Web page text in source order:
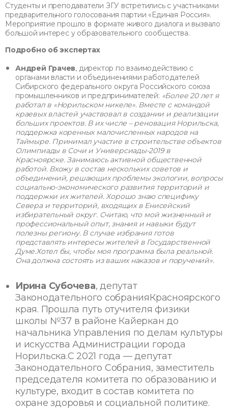
Студенты и преподаватели ЗГУ встретились с участниками
предварительного голосования партии «Единая Россия».
Мероприятие прошло в формате живого диалога и вызвало
большой интерес у образовательного сообщества.
Подробно об экспертах
Андрей Грачев, директор по взаимодействию с
органами власти и объединениями работодателей
Сибирского федерального округа Российского союза
промышленников и предпринимателей: «Более 20 лет я
работал в «Норильском никеле». Вместе с командой
краевых властей участвовал в создании и реализации
больших проектов. В их числе – реновация Норильска,
поддержка коренных малочисленных народов на
Таймыре. Принимал участие в строительстве объектов
Олимпиады в Сочи и Универсиады-2019 в
Красноярске.Занимаюсь активной общественной
работой. Вхожу в состав нескольких советов и
объединений, решающих проблемы экологии, вопросы
социально-экономического развития территорий и
поддержки их жителей. Хорошо знаю специфику
Севера и территорий, входящих в Енисейский
избирательный округ. Считаю, что мой жизненный и
профессиональный опыт, знания и навыки будут
полезны региону. В случае избрания готов
представлять интересы жителей в Государственной
Думе.Хотел бы, чтобы моя программа была реальной.
Она должна состоять из ваших наказов и поручений».
Ирина Субочева, депутат
Законодательного собранияКрасноярского
края. Прошла путь отучителя физики
школы №37 в районе Кайеркан до
начальника Управления по делам культуры
и искусства Администрации города
Норильска.С 2021 года — депутат
Законодательного Собрания, заместитель
председателя комитета по образованию и
культуре, входит в состав комитета по
охране здоровья и социальной политике.